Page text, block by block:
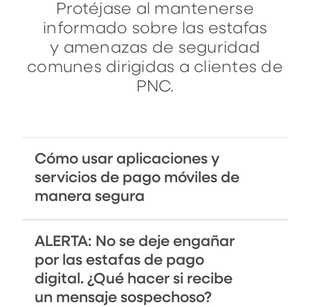
Protéjase al mantenerse
informado sobre las estafas
y amenazas de seguridad
comunes dirigidas a clientes de
PNC.
Cómo usar aplicaciones y
servicios de pago móviles de
manera segura
ALERTA: No se deje engañar
por las estafas de pago
digital. ¿Qué hacer si recibe
un mensaje sospechoso?